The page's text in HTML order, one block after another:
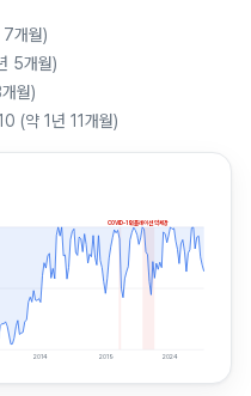
개월)
5개월)
월)
(약 1년 11개월)
COVID-19인플레이션 약세장
2014 2019 2024